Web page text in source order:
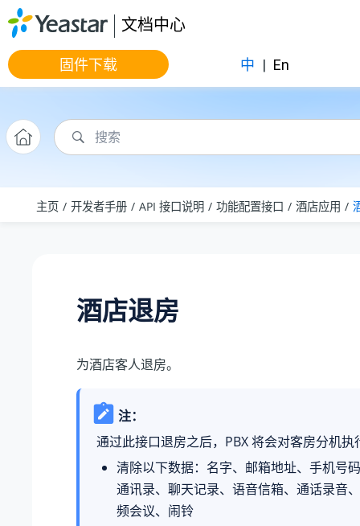
跳转到主要内容
文档中心
固件下载 中 | En
主页 开发者手册 API 接口说明 功能配置接口 酒店应用
酒店退房
为酒店客人退房。
注：
通过此接口退房之后，PBX 将会对客房分机执
清除以下数据：名字、邮箱地址、手机号
通讯录、聊天记录、语音信箱、通话录音
频会议、闹铃